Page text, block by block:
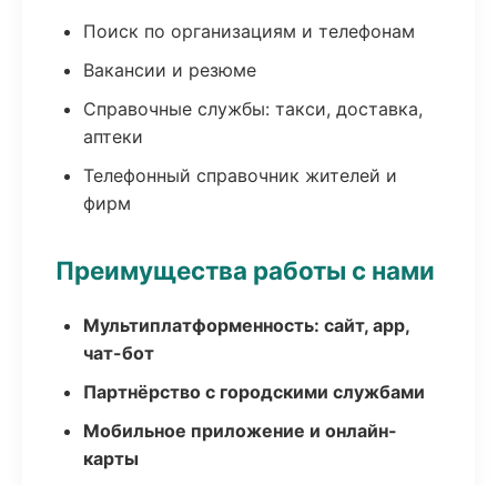
Поиск по организациям и телефонам
Вакансии и резюме
Справочные службы: такси, доставка,
аптеки
Телефонный справочник жителей и
фирм
Преимущества работы с нами
Мультиплатформенность: сайт, app,
чат-бот
Партнёрство с городскими службами
Мобильное приложение и онлайн-
карты